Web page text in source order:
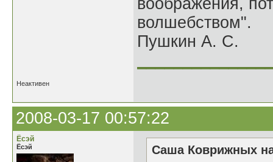
воображения,
волшебством".
Пушкин А. С.
Неактивен
2008-03-17 00:57:22
Ёсэй
Ёсэй
Саша Коврижных